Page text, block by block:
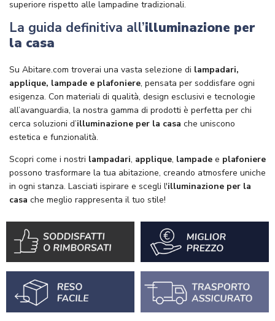
superiore rispetto alle lampadine tradizionali.
La guida definitiva all’illuminazione per
la casa
Su Abitare.com troverai una vasta selezione di lampadari,
applique, lampade e plafoniere, pensata per soddisfare ogni
esigenza. Con materiali di qualità, design esclusivi e tecnologie
all’avanguardia, la nostra gamma di prodotti è perfetta per chi
cerca soluzioni d’illuminazione per la casa che uniscono
estetica e funzionalità.
Scopri come i nostri lampadari, applique, lampade e plafoniere
possono trasformare la tua abitazione, creando atmosfere uniche
in ogni stanza. Lasciati ispirare e scegli l'illuminazione per la
casa che meglio rappresenta il tuo stile!